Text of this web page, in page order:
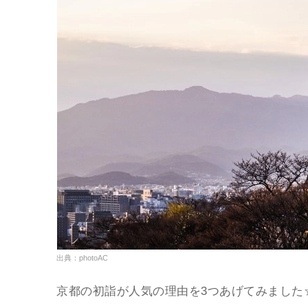
出典：photoAC
京都の初詣が人気の理由を3つあげてみまし